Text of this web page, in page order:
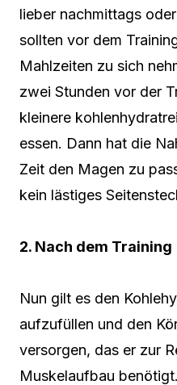
lieber nachmittags
sollten vor dem
Mahlzeiten zu sich
zwei Stunden vor der
kleinere
essen. Dann hat die
Zeit den Magen zu
kein lästiges
2. Nach dem Training
Nun gilt es den
aufzufüllen und den
versorgen, das er zur
Muskelaufbau